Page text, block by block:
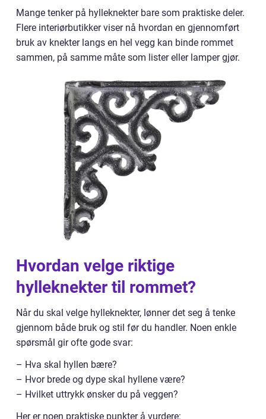
Mange tenker på hylleknekter bare som praktiske deler.
Flere interiørbutikker viser nå hvordan en gjennomført
bruk av knekter langs en hel vegg kan binde rommet
sammen, på samme måte som lister eller lamper gjør.
Hvordan velge riktige
hylleknekter til rommet?
Når du skal velge hylleknekter, lønner det seg å tenke
gjennom både bruk og stil før du handler. Noen enkle
spørsmål gir ofte gode svar:
– Hva skal hyllen bære?
– Hvor brede og dype skal hyllene være?
– Hvilket uttrykk ønsker du på veggen?
Her er noen praktiske punkter å vurdere: